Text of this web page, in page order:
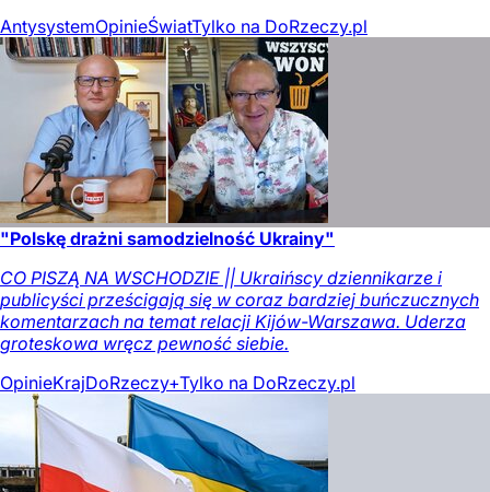
AntysystemOpinieŚwiatTylko na DoRzeczy.pl
"Polskę drażni samodzielność Ukrainy"
CO PISZĄ NA WSCHODZIE || Ukraińscy dziennikarze i
publicyści prześcigają się w coraz bardziej buńczucznych
komentarzach na temat relacji Kijów-Warszawa. Uderza
groteskowa wręcz pewność siebie.
OpinieKrajDoRzeczy+Tylko na DoRzeczy.pl